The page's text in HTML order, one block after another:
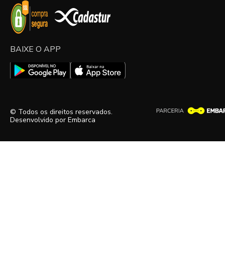
BAIXE O APP
© Todos os direitos reservados.
Desenvolvido por Embarca